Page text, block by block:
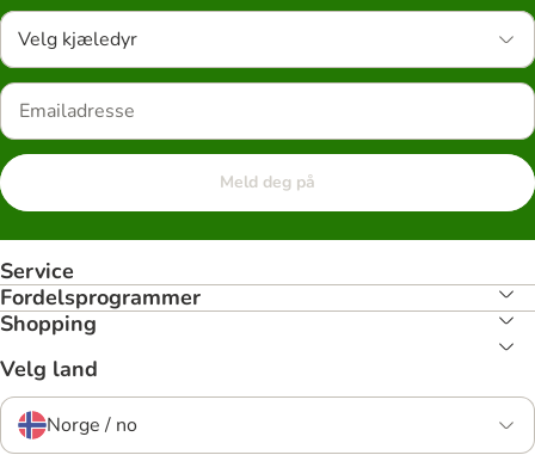
Velg kjæledyr
Meld deg på
Service
Fordelsprogrammer
Shopping
Velg land
Norge / no